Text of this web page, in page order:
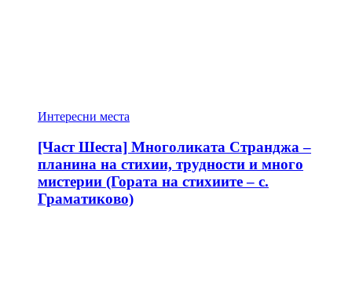
Интересни места
[Част Шеста] Многоликата Странджа –
планина на стихии, трудности и много
мистерии (Гората на стихиите – с.
Граматиково)